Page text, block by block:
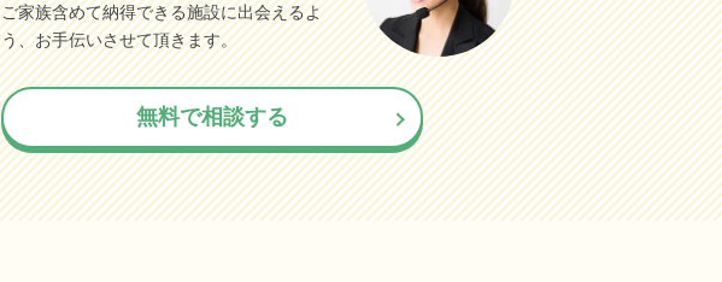
ご家族含めて納得できる施設に出会えるよ
う、お手伝いさせて頂きます。
無料で相談する